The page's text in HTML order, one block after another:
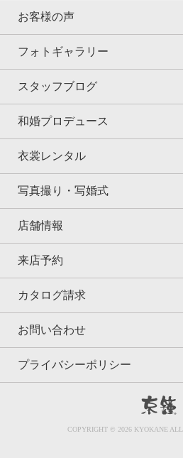
お客様の声
フォトギャラリー
スタッフブログ
和婚プロデュース
衣裳レンタル
写真撮り・写婚式
店舗情報
来店予約
カタログ請求
お問い合わせ
プライバシーポリシー
COPYRIGHT © 2026 KYOKANE ALL